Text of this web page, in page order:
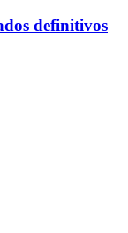
definitivos